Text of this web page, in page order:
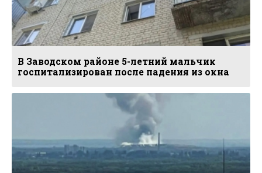
В Заводском районе 5-летний мальчик
госпитализирован после падения из окна